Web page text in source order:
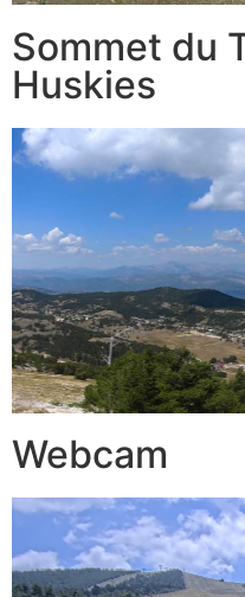
Sommet du
Huskies
Webcam